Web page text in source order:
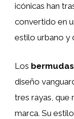
icónicas han
convertido en
estilo urbano y
Los
diseño
tres rayas, que
marca. Su